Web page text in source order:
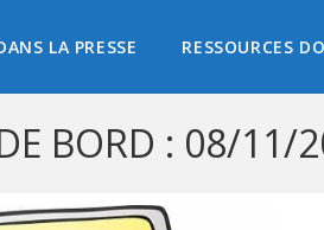
LA PRESSE RESSOURCES
BORD : 08/11/